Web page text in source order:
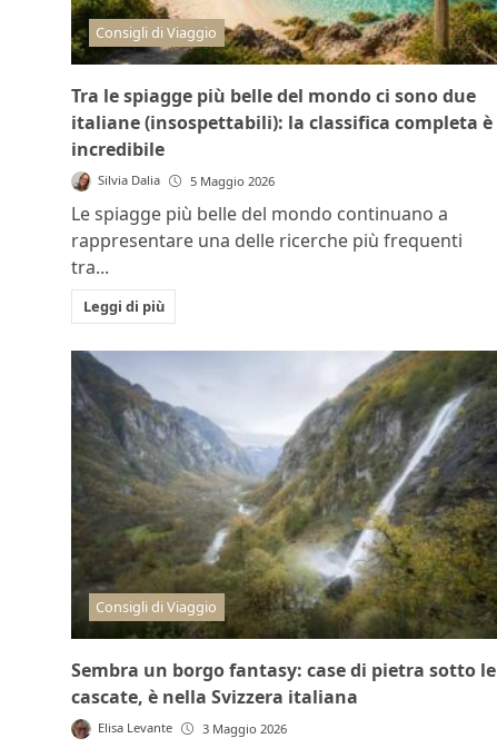
Consigli di Viaggio
Tra le spiagge più belle del mondo ci sono due
italiane (insospettabili): la classifica completa è
incredibile
Silvia Dalia 5 Maggio 2026
Le spiagge più belle del mondo continuano a
rappresentare una delle ricerche più frequenti
tra...
Leggi di più
Consigli di Viaggio
Sembra un borgo fantasy: case di pietra sotto le
cascate, è nella Svizzera italiana
Elisa Levante 3 Maggio 2026